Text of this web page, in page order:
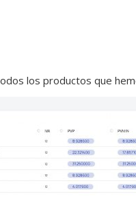
los productos que